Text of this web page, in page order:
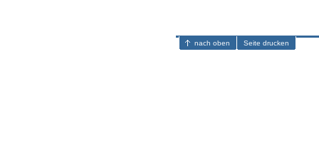
nach oben Seite drucken